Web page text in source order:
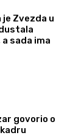
Zvezda u
sada ima
govorio o